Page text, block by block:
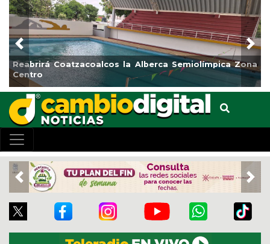
Reabrirá Coatzacoalcos la Alberca Semiolímpica Zona
Centro
Previous
Previous